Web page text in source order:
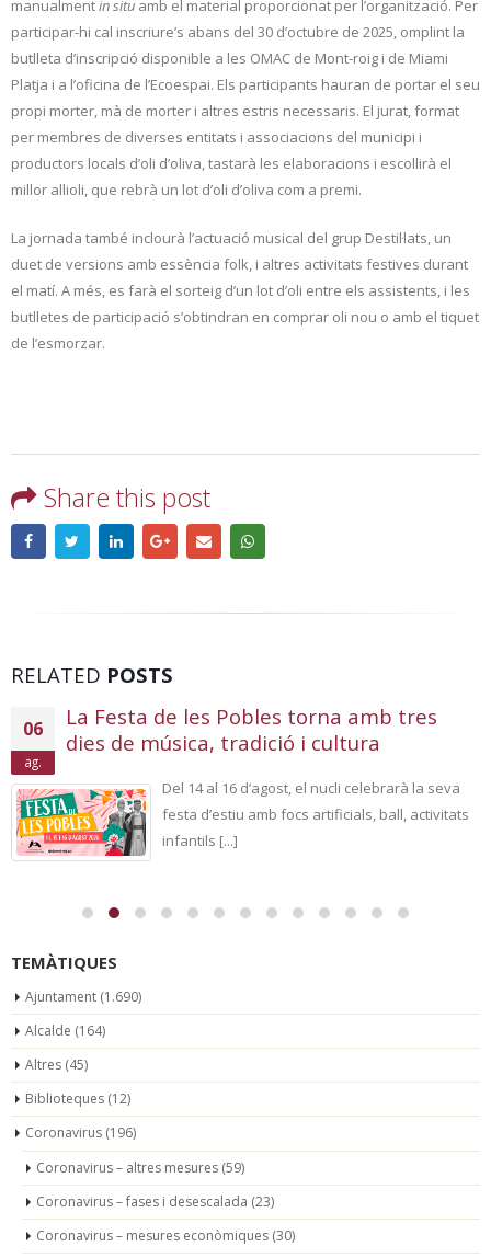
manualmentin situ amb el material proporcionat per l’organització. Per
participar-hi cal inscriure’s abans del 30 d’octubre de 2025, omplint la
butlleta d’inscripció disponible a les OMAC de Mont-roig i de Miami
Platja i a l’oficina de l’Ecoespai. Els participants hauran de portar el seu
propi morter, mà de morter i altres estris necessaris. El jurat, format
per membres de diverses entitats i associacions del municipi i
productors locals d’oli d’oliva, tastarà les elaboracions i escollirà el
millor allioli, que rebrà un lot d’oli d’oliva com a premi.
La jornada també inclourà l’actuació musical del grup Destil·lats, un
duet de versions amb essència folk, i altres activitats festives durant
el matí. A més, es farà el sorteig d’un lot d’oli entre els assistents, i les
butlletes de participació s’obtindran en comprar oli nou o amb el tiquet
de l’esmorzar.
Share this post
RELATED POSTS
06
ag.
La Festa de les Pobles torna amb tres
dies de música, tradició i cultura
Del 14 al 16 d’agost, el nucli celebrarà la seva
festa d’estiu amb focs artificials, ball, activitats
infantils [...]
TEMÀTIQUES
Ajuntament (1.690)
Alcalde (164)
Altres (45)
Biblioteques (12)
Coronavirus (196)
Coronavirus – altres mesures (59)
Coronavirus – fases i desescalada (23)
Coronavirus – mesures econòmiques (30)